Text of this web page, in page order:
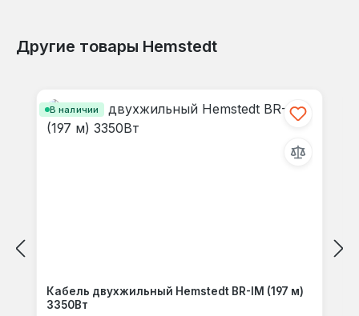
Другие товары Hemstedt
В наличии
Кабель двухжильный Hemstedt BR-IM (197 м)
3350Вт